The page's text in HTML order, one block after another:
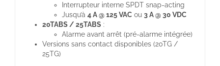
Interrupteur interne SPDT snap-acting
Jusqu’à 4 A @ 125 VAC ou 3 A @ 30 VDC
20TABS / 25TABS:
Alarme avant arrêt (pré-alarme intégrée)
Versions sans contact disponibles (20TG /
25TG)